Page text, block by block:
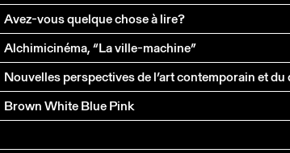
Avez-vous quelque chose à lire?
Alchimicinéma, “La ville-machine”
Brown White Blue Pink